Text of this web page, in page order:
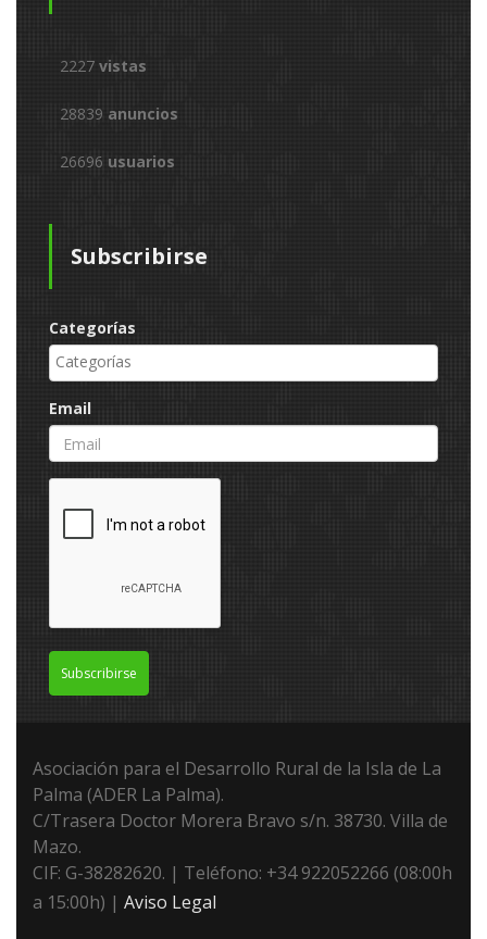
2227 vistas
28839 anuncios
26696 usuarios
Subscribirse
Categorías
Email
Subscribirse
Asociación para el Desarrollo Rural de la Isla de La
Palma (ADER La Palma).
C/Trasera Doctor Morera Bravo s/n. 38730. Villa de
Mazo.
CIF: G-38282620. | Teléfono: +34 922052266 (08:00h
a 15:00h) | Aviso Legal